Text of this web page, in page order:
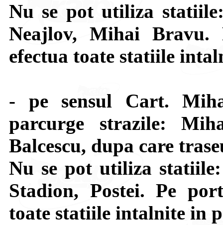
Nu se pot utiliza
Neajlov, Mihai Bravu.
efectua toate statiile
- pe sensul Cart.
parcurge strazile:
Balcescu, dupa care
Nu se pot utiliza
Stadion, Postei. Pe
toate statiile intalnite in